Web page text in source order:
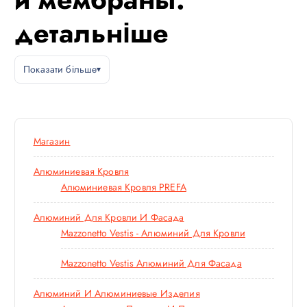
детальніше
Показати більше
Магазин
Алюминиевая Кровля
Алюминиевая Кровля PREFA
Алюминий Для Кровли И Фасада
Mazzonetto Vestis - Алюминий Для Кровли
Mazzonetto Vestis Алюминий Для Фасада
Алюминий И Алюминиевые Изделия